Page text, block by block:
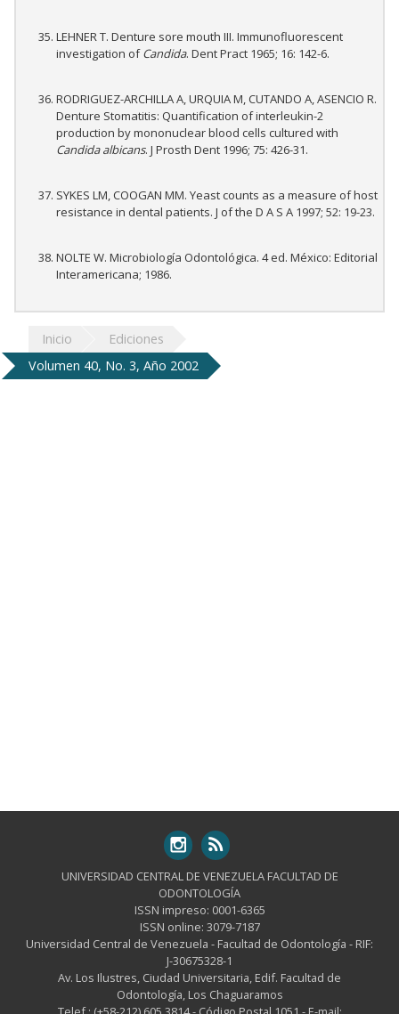
LEHNER T. Denture sore mouth III. Immunofluorescent
investigation ofCandida. Dent Pract 1965; 16: 142-6.
RODRIGUEZ-ARCHILLA A, URQUIA M, CUTANDO A, ASENCIO R.
Denture Stomatitis: Quantification of interleukin-2
production by mononuclear blood cells cultured with
Candida albicans. J Prosth Dent 1996; 75: 426-31.
SYKES LM, COOGAN MM. Yeast counts as a measure of host
resistance in dental patients. J of the D A S A 1997; 52: 19-23.
NOLTE W. Microbiología Odontológica. 4 ed. México: Editorial
Interamericana; 1986.
Inicio
Ediciones
Volumen 40, No. 3, Año 2002
UNIVERSIDAD CENTRAL DE VENEZUELA FACULTAD DE
ODONTOLOGÍA
ISSN impreso: 0001-6365
ISSN online: 3079-7187
Universidad Central de Venezuela - Facultad de Odontología - RIF:
J-30675328-1
Av. Los Ilustres, Ciudad Universitaria, Edif. Facultad de
Odontología, Los Chaguaramos